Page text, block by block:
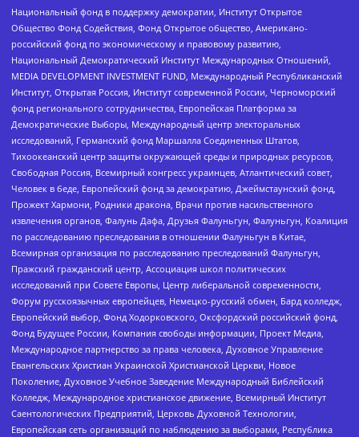
Национальный фонд в поддержку демократии, Институт Открытое
Общество Фонд Содействия, Фонд Открытое общество, Американо-
российский фонд по экономическому и правовому развитию,
Национальный Демократический Институт Международных Отношений,
MEDIA DEVELOPMENT INVESTMENT FUND, Международный Республиканский
Институт, Открытая Россия, Институт современной России, Черноморский
фонд регионального сотрудничества, Европейская Платформа за
Демократические Выборы, Международный центр электоральных
исследований, Германский фонд Маршалла Соединенных Штатов,
Тихоокеанский центр защиты окружающей среды и природных ресурсов,
Свободная Россия, Всемирный конгресс украинцев, Атлантический совет,
Человек в беде, Европейский фонд за демократию, Джеймстаунский фонд,
Прожект Хармони, Родники дракона, Врачи против насильственного
извлечения органов, Фалунь Дафа, Друзья Фалуньгун, Фалуньгун, Коалиция
по расследованию преследования в отношении Фалуньгун в Китае,
Всемирная организация по расследованию преследований Фалуньгун,
Пражский гражданский центр, Ассоциация школ политических
исследований при Совете Европы, Центр либеральной современности,
Форум русскоязычных европейцев, Немецко-русский обмен, Бард колледж,
Европейский выбор, Фонд Ходорковского, Оксфордский российский фонд,
Фонд Будущее России, Компания свободы информации, Проект Медиа,
Международное партнерство за права человека, Духовное Управление
Евангельских Христиан Украинской Христианской Церкви, Новое
Поколение, Духовное Учебное Заведение Международный Библейский
Колледж, Международное христианское движение, Всемирный Институт
Саентологических Предприятий, Церковь Духовной Технологии,
Европейская сеть организаций по наблюдению за выборами, Республика